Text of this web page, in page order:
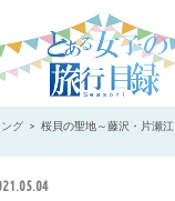
グ 桜貝の聖地～藤沢・片瀬